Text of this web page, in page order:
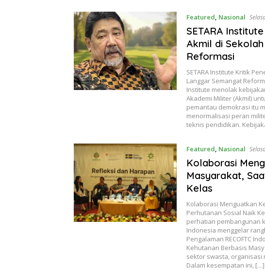
Featured, Nasional
SETARA
Akmil di
Reformasi
SETARA Institute Kritik
Langgar Semangat
Institute menolak
Akademi Militer (Akmil)
pemantau demokrasi itu
menormalisasi peran
teknis pendidikan.
Featured, Nasional
Kolaborasi
Masyarakat,
Kelas
Kolaborasi Menguatkan
Perhutanan Sosial Naik
perhatian pembangunan
Indonesia menggelar
Pengalaman RECOFTC
Kehutanan Berbasis
sektor swasta, organisasi
Dalam kesempatan ini, […]